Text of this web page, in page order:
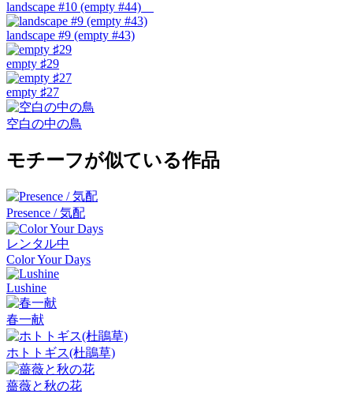
landscape #10 (empty #44)
landscape #9 (empty #43)
empty ♯29
empty ♯27
空白の中の鳥
モチーフが似ている作品
Presence / 気配
レンタル中
Color Your Days
Lushine
春一献
ホトトギス(杜鵑草)
薔薇と秋の花